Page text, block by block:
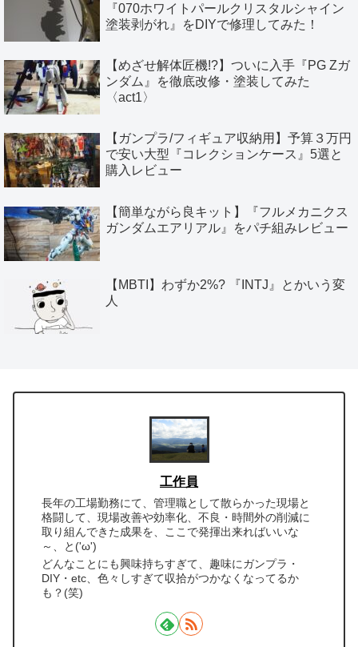
『070ホワイトパールクリスタルシャイン
塗装剥がれ』をDIYで修理してみた！
【めざせ解体匠機!?】ついに入手『PG Zガ
ンダム』を徹底改修・塗装してみた
〈act1〉
【ガンプラ/フィギュア収納用】予算３万円
で安い大型『コレクションケース』5選と
購入レビュー
【簡単ながら良キット】『フルメカニクス
ガンダムエアリアル』をパチ組みレビュー
【MBTI】わずか2%? 『INTJ』とかいう変
人
工作員
長年の工場勤務にて、管理職として散らかった現場と
格闘して、現場改善や効率化、不良・時間外の削減に
取り組んできた成果を、ここで発揮出来ればいいな
～、と('ω')
どんなことにも興味持ちすぎて、趣味にガンプラ・
DIY・etc、色々しすぎて収拾がつかなくなってるか
も？(笑)